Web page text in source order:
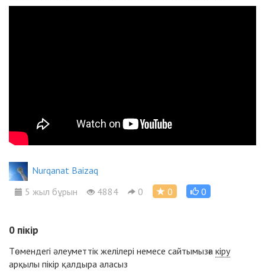
Nurqanat Baizaq
5 жыл бұрын
4884 0 0 0
0 пікір
Төмендегі әлеуметтік желілері немесе сайтымызға кіру
арқылы пікір қалдыра аласыз